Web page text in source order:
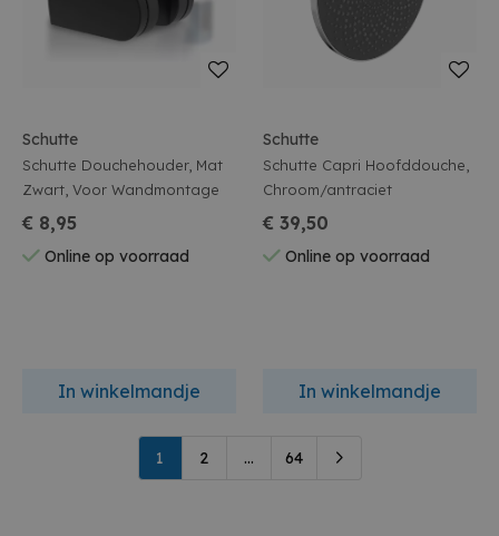
Schutte
Schutte Douchehouder, Mat
Zwart, Voor Wandmontage
€ 8,95
Online op voorraad
In winkelmandje
Schutte
Schutte Capri Hoofddouche,
Chroom/antraciet
€ 39,50
Online op voorraad
In winkelmandje
1 2 ... 64